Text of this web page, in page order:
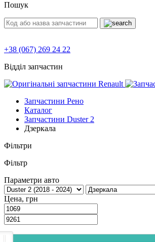
Пошук
+38 (067) 269 24 22
Відділ запчастин
Запчастини Рено
Каталог
Запчастини Duster 2
Дзеркала
Фільтри
Фільтр
Параметри авто
Цена, грн